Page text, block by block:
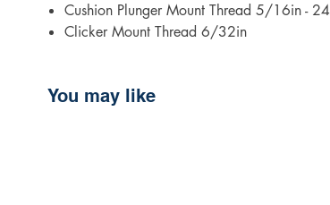
Cushion Plunger Mount Thread 5/16in - 24
Clicker Mount Thread 6/32in
You may like